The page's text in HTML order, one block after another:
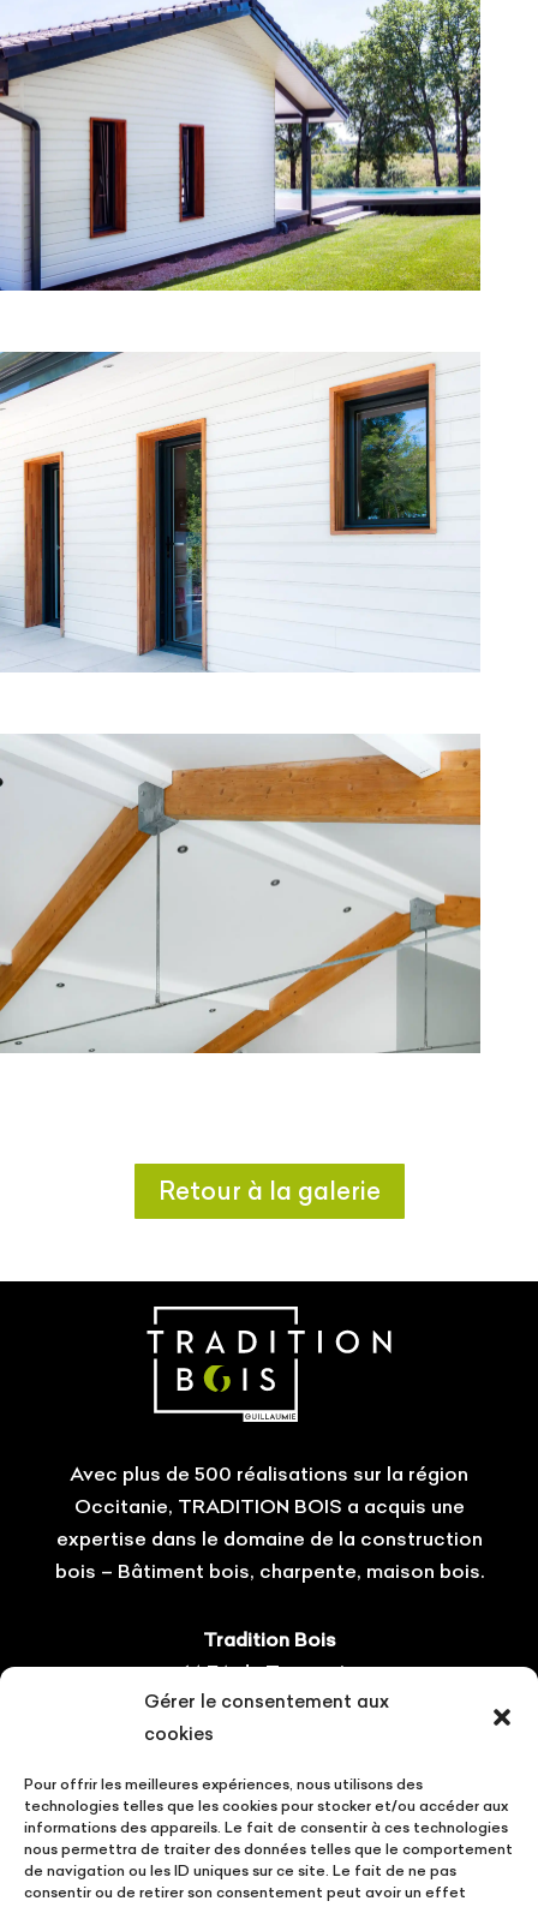
Gérer le consentement aux
cookies
Pour offrir les meilleures expériences, nous utilisons des
technologies telles que les cookies pour stocker et/ou accéder aux
informations des appareils. Le fait de consentir à ces technologies
nous permettra de traiter des données telles que le comportement
de navigation ou les ID uniques sur ce site. Le fait de ne pas
consentir ou de retirer son consentement peut avoir un effet
Retour à la galerie
Avec plus de 500 réalisations sur la région
Occitanie, TRADITION BOIS a acquis une
expertise dans le domaine de la construction
bois – Bâtiment bois, charpente, maison bois.
Tradition Bois
14 ZA du Tourneris
31470 Bonrepos-sur-Aussonnelle
Tel : 05.61.08.60.54
Suivez-nous !